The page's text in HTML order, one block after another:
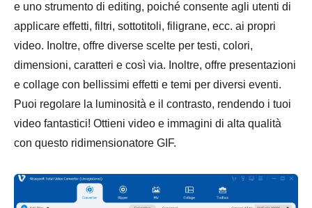
e uno strumento di editing, poiché consente agli utenti di
applicare effetti, filtri, sottotitoli, filigrane, ecc. ai propri
video. Inoltre, offre diverse scelte per testi, colori,
dimensioni, caratteri e così via. Inoltre, offre presentazioni
e collage con bellissimi effetti e temi per diversi eventi.
Puoi regolare la luminosità e il contrasto, rendendo i tuoi
video fantastici! Ottieni video e immagini di alta qualità
con questo ridimensionatore GIF.